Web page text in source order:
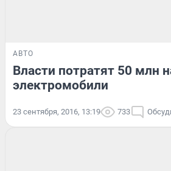
АВТО
Власти потратят 50 млн
электромобили
23 сентября, 2016, 13:19 733